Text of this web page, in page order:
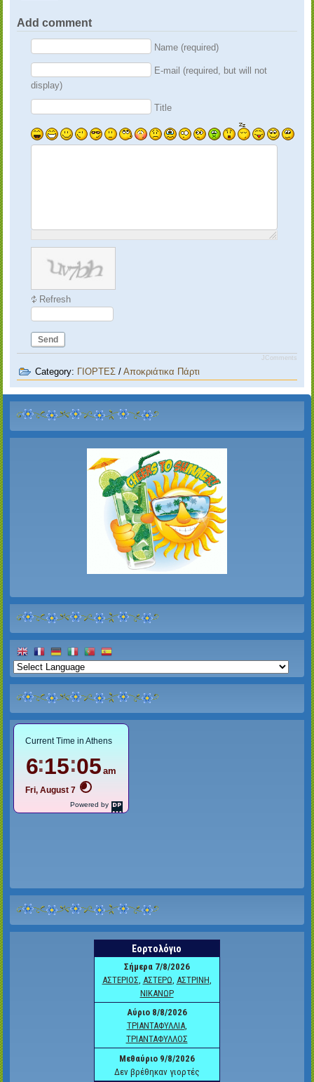
Add comment
Name (required)
E-mail (required, but will not
display)
Title
Refresh
Send
JComments
Category: ΓΙΟΡΤΕΣ /Αποκριάτικα Πάρτι